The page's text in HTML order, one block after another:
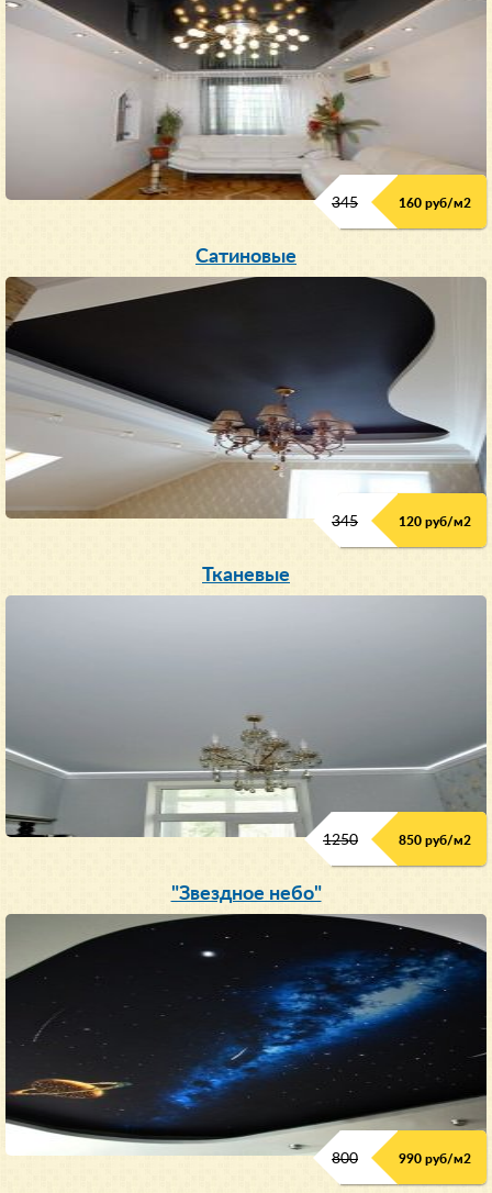
345 160 руб/м2
Сатиновые
345 120 руб/м2
Тканевые
1250 850 руб/м2
"Звездное небо"
800 990 руб/м2